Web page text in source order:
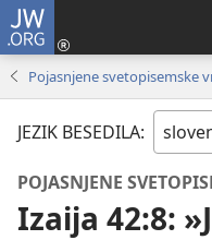
JW.ORG
Pojasnjene svetopisemske
JEZIK BESEDILA:
POJASNJENE
Izaija 42:8: